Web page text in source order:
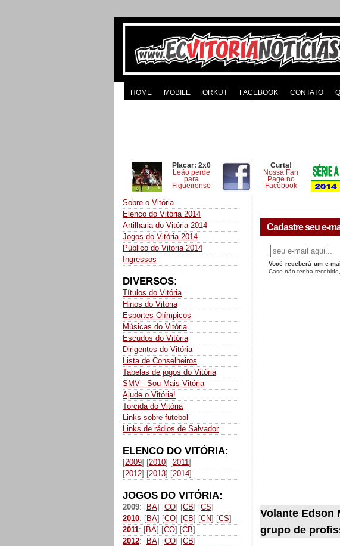
HOME MOBILE ORKUT FACEBOOK CONTATO
Placar: 2x0
Leão perde
para
Figueirense
Curta!
Nossa Fan
Page no
Facebook
Sobre o Vitória
Elenco do Vitória 2014
Artilharia do Vitória 2014
Jogos do Vitória 2014
Público do Vitória 2014
Ingressos
DIVERSOS:
Títulos do Vitória
Hinos do Vitória
Esportes Olímpicos
Músicas do Vitória
Escudos do Vitória
Dirigentes do Vitória
Lista de Conselheiros
Tabelas de jogos do Vitória
SMV - Sou Mais Vitória
Ajude o Vitória!
Torcida do Vitória
Links sobre futebol
Links de rádios de Salvador
ELENCO DO VITÓRIA:
[2009] [2010] [2011]
[2012] [2013] [2014]
JOGOS DO VITÓRIA:
2009: [BA] [CO] [CB] [CS]
2010: [BA] [CO] [CB] [CN] [CS]
2011: [BA] [CO] [CB]
2012: [BA] [CO] [CB]
Cadastre seu e-
Você receberá um e-
Caso não tenha
Volante Edson
grupo de